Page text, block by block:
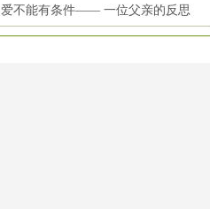
爱不能有条件—— 一位父亲的反思